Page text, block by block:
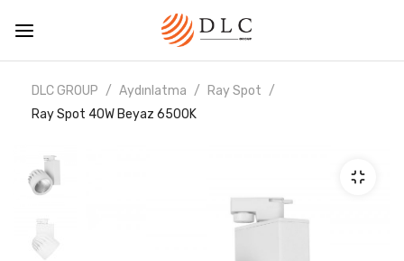
DLC GROUP Aydınlatma
Ray Spot
Ray Spot 40W Beyaz 6500K